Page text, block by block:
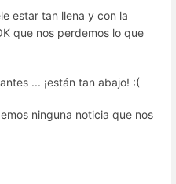
estar tan llena y con la
que nos perdemos lo que
... ¡están tan abajo! :(
ninguna noticia que nos